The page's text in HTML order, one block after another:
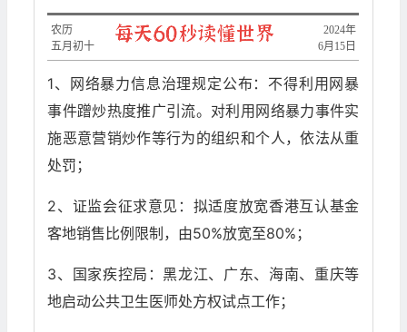
2024年
6月15日
农历
五月初十
1、网络暴力信息治理规定公布：不得利用网暴
事件蹭炒热度推广引流。对利用网络暴力事件实
施恶意营销炒作等行为的组织和个人，依法从重
处罚；
2、证监会征求意见：拟适度放宽香港互认基金
客地销售比例限制，由50%放宽至80%；
3、国家疾控局：黑龙江、广东、海南、重庆等
地启动公共卫生医师处方权试点工作；